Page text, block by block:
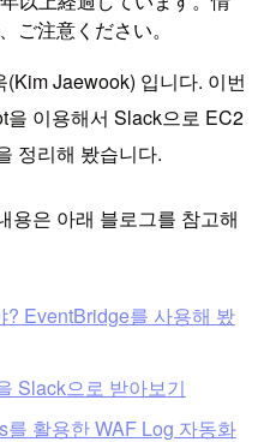
ご注意ください。
Jaewook) 입니다. 이번
이용해서 Slack으로 EC2
정리해 봤습니다.
용은 아래 블로그를 참고해
EventBridge를 사용해 봤
Slack으로 받아보기
활용한 WAF Log 자동화